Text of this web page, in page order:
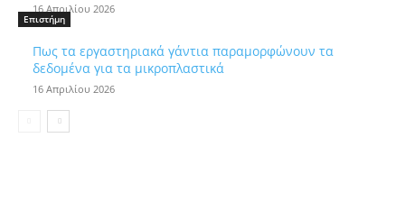
16 Απριλίου 2026
Επιστήμη
Πως τα εργαστηριακά γάντια παραμορφώνουν τα
δεδομένα για τα μικροπλαστικά
16 Απριλίου 2026